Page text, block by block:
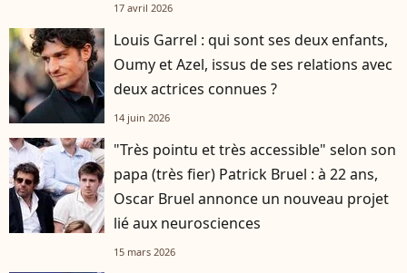
17 avril 2026
Louis Garrel : qui sont ses deux enfants,
Oumy et Azel, issus de ses relations avec
deux actrices connues ?
14 juin 2026
"Très pointu et très accessible" selon son
papa (très fier) Patrick Bruel : à 22 ans,
Oscar Bruel annonce un nouveau projet
lié aux neurosciences
15 mars 2026